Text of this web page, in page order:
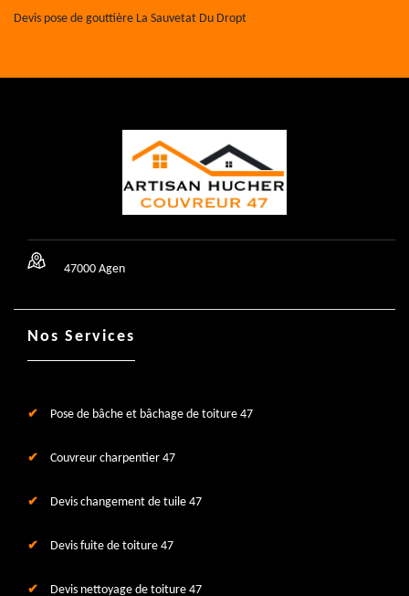
Devis pose de gouttière La Sauvetat Du Dropt
47000 Agen
Nos Services
Pose de bâche et bâchage de toiture 47
Couvreur charpentier 47
Devis changement de tuile 47
Devis fuite de toiture 47
Devis nettoyage de toiture 47